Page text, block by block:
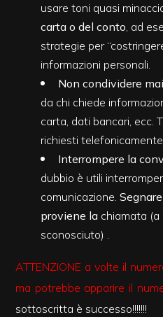
usare toni quasi
carta o del conto, ad
strategie per
informazioni personali.
Non condividere
da chi chiede
carta, dati bancari, ecc.
richiesti
Interrompere la
dubbio è utili
comunicazione.
proviene la chiamata (a
sconosciuto) .
ATTENZIONE a volte il
ma potrebbe apparire il
sottoscritta è successo!!!!!!!
Qualsiasi
Altre